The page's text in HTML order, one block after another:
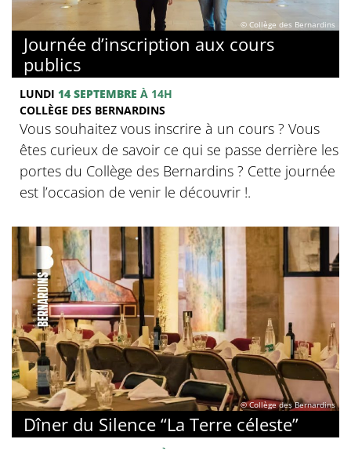
© Collège des Bernardins
Journée d’inscription aux cours
publics
LUNDI 14 SEPTEMBRE À 14H
COLLÈGE DES BERNARDINS
Vous souhaitez vous inscrire à un cours ? Vous
êtes curieux de savoir ce qui se passe derrière les
portes du Collège des Bernardins ? Cette journée
est l’occasion de venir le découvrir !.
© Collège des Bernardins
Dîner du Silence “La Terre céleste”